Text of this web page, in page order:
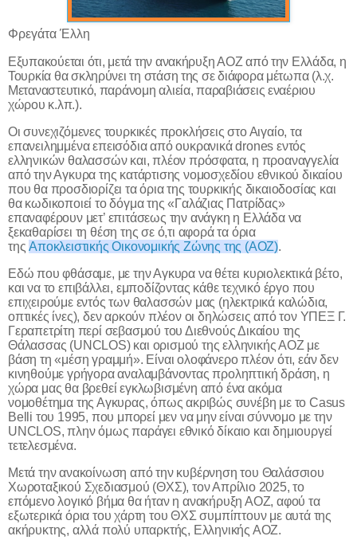
Φρεγάτα Έλλη
Εξυπακούεται ότι, μετά την ανακήρυξη ΑΟΖ από την Ελλάδα, η
Τουρκία θα σκληρύνει τη στάση της σε διάφορα μέτωπα (λ.χ.
Μεταναστευτικό, παράνομη αλιεία, παραβιάσεις εναέριου
χώρου κ.λπ.).
Οι συνεχιζόμενες τουρκικές προκλήσεις στο Αιγαίο, τα
επανειλημμένα επεισόδια από ουκρανικάdrones εντός
ελληνικών θαλασσών και, πλέον πρόσφατα, η προαναγγελία
από την Αγκυρα της κατάρτισης νομοσχεδίου εθνικού δικαίου
που θα προσδιορίζει τα όρια της τουρκικής δικαιοδοσίας και
θα κωδικοποιεί το δόγμα της «Γαλάζιας Πατρίδας»
επαναφέρουν μετ’ επιτάσεως την ανάγκη η Ελλάδα να
ξεκαθαρίσει τη θέση της σε ό,τι αφορά τα όρια
της Αποκλειστικής Οικονομικής Ζώνης της (ΑΟΖ).
Εδώ που φθάσαμε, με την Αγκυρα να θέτει κυριολεκτικά βέτο,
και να το επιβάλλει, εμποδίζοντας κάθε τεχνικό έργο που
επιχειρούμε εντός των θαλασσών μας (ηλεκτρικά καλώδια,
οπτικές ίνες), δεν αρκούν πλέον οι δηλώσεις από τον ΥΠΕΞ Γ.
Γεραπετρίτη περί σεβασμού του Διεθνούς Δικαίου της
Θάλασσας (UNCLOS) και ορισμού της ελληνικής ΑΟΖ με
βάση τη «μέση γραμμή». Είναι ολοφάνερο πλέον ότι, εάν δεν
κινηθούμε γρήγορα αναλαμβάνοντας προληπτική δράση, η
χώρα μας θα βρεθεί εγκλωβισμένη από ένα ακόμα
νομοθέτημα της Αγκυρας, όπως ακριβώς συνέβη με το Casus
Belli του 1995, που μπορεί μεν να μην είναι σύννομο με την
UNCLOS, πλην όμως παράγει εθνικό δίκαιο και δημιουργεί
τετελεσμένα.
Μετά την ανακοίνωση από την κυβέρνηση του Θαλάσσιου
Χωροταξικού Σχεδιασμού (ΘΧΣ), τον Απρίλιο 2025, το
επόμενο λογικό βήμα θα ήταν η ανακήρυξη ΑΟΖ, αφού τα
εξωτερικά όρια του χάρτη του ΘΧΣ συμπίπτουν με αυτά της
ακήρυκτης, αλλά πολύ υπαρκτής, Ελληνικής ΑΟΖ.